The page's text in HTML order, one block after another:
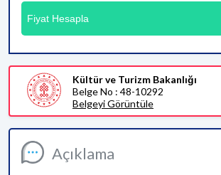
Açıklama
Fiyat Hesapla
Kültür ve Turizm Bakanlığı
Belge No : 48-10292
Belgeyi Görüntüle